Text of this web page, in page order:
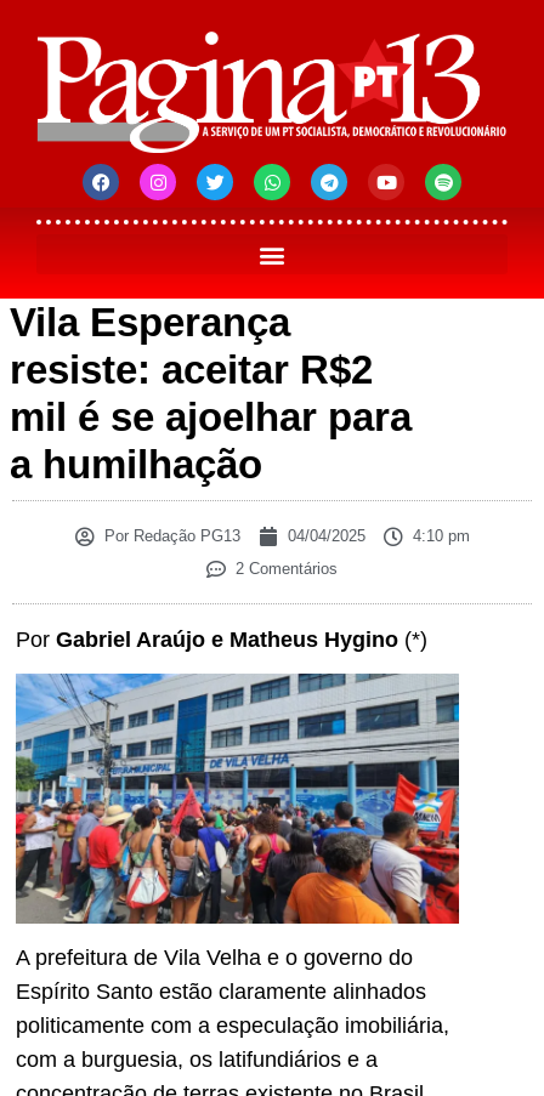
Vila Esperança
resiste: aceitar R$2
mil é se ajoelhar para
a humilhação
PorRedação PG13 04/04/2025
4:10 pm
2 Comentários
Por Gabriel Araújo e Matheus Hygino (*)
A prefeitura de Vila Velha e o governo do
Espírito Santo estão claramente alinhados
politicamente com a especulação imobiliária,
com a burguesia, os latifundiários e a